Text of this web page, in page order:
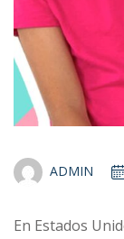
ADMIN
En Estados